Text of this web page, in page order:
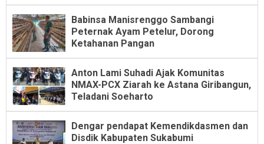
Babinsa Manisrenggo Sambangi
Peternak Ayam Petelur, Dorong
Ketahanan Pangan
Anton Lami Suhadi Ajak Komunitas
NMAX-PCX Ziarah ke Astana Giribangun,
Teladani Soeharto
Dengar pendapat Kemendikdasmen dan
Disdik Kabupaten Sukabumi